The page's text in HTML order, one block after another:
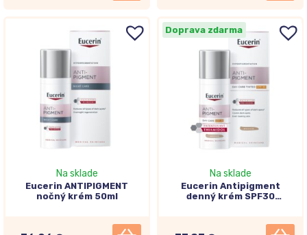
Na sklade
Eucerin ANTIPIGMENT
nočný krém 50ml
Doprava zdarma
Na sklade
Eucerin Antipigment
denný krém SPF30